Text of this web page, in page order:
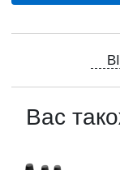
Вас